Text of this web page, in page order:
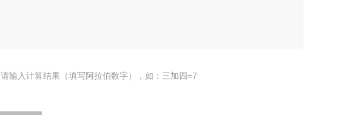
请输入计算结果（填写阿拉伯数字），如：三加四=7